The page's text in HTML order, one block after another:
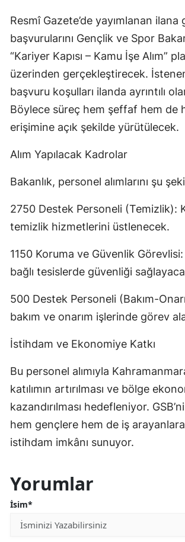
Resmî Gazete’de yayımlanan
başvurularını Gençlik ve Spor
“Kariyer Kapısı – Kamu İşe Alım”
üzerinden gerçekleştirecek.
başvuru koşulları ilanda ayrıntılı
Böylece süreç hem şeffaf hem de
erişimine açık şekilde yürütülecek.
Alım Yapılacak Kadrolar
Bakanlık, personel alımlarını şu
2750 Destek Personeli (Temizlik):
temizlik hizmetlerini üstlenecek.
1150 Koruma ve Güvenlik Görevlisi:
bağlı tesislerde güvenliği
500 Destek Personeli (Bakım-
bakım ve onarım işlerinde görev
İstihdam ve Ekonomiye Katkı
Bu personel alımıyla
katılımın artırılması ve bölge
kazandırılması hedefleniyor.
hem gençlere hem de iş
istihdam imkânı sunuyor.
Yorumlar
İsim*